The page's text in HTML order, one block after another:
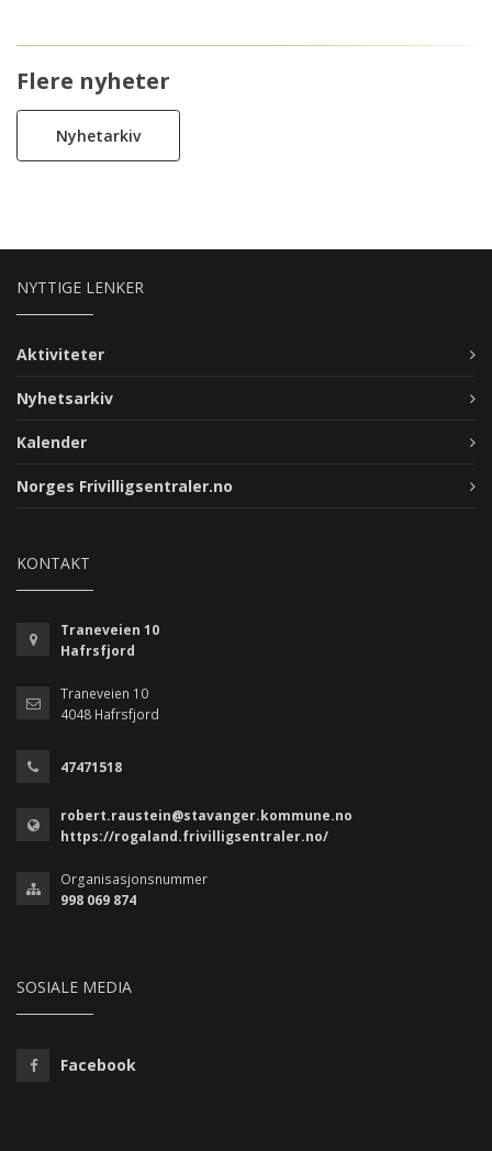
Flere nyheter
Nyhetarkiv
NYTTIGE LENKER
Aktiviteter
Nyhetsarkiv
Kalender
Norges Frivilligsentraler.no
KONTAKT
Traneveien 10
Hafrsfjord
Traneveien 10
4048 Hafrsfjord
47471518
robert.raustein@stavanger.kommune.no
https://rogaland.frivilligsentraler.no/
Organisasjonsnummer
998 069 874
SOSIALE MEDIA
Facebook